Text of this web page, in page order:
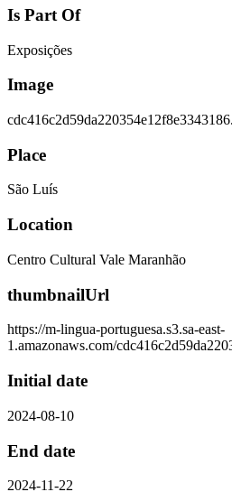
Is Part Of
Exposições
Image
Place
São Luís
Location
Centro Cultural Vale Maranhão
thumbnailUrl
https://m-lingua-portuguesa.s3.sa-east-
1.amazonaws.com/
Initial date
2024-08-10
End date
2024-11-22